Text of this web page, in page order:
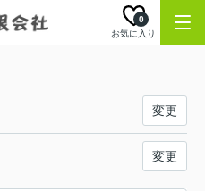
お気に入り
0
変更
変更